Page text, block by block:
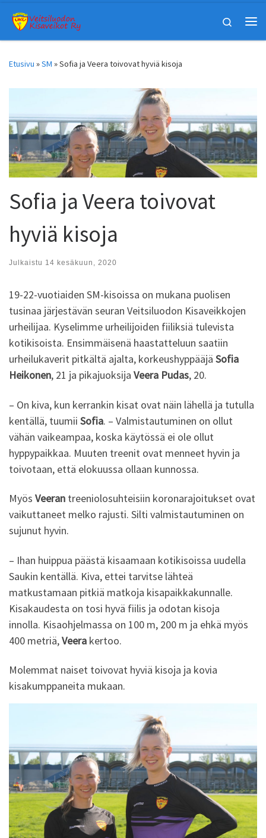
Skip to content
Search
Etusivu »SM »Sofia ja Veera toivovat hyviä kisoja
Sofia ja Veera toivovat
hyviä kisoja
Julkaistu 14 kesäkuun, 2020
19-22-vuotiaiden SM-kisoissa on mukana puolisen
tusinaa järjestävän seuran Veitsiluodon Kisaveikkojen
urheilijaa. Kyselimme urheilijoiden fiiliksiä tulevista
kotikisoista. Ensimmäisenä haastatteluun saatiin
urheilukaverit pitkältä ajalta, korkeushyppääjä Sofia
Heikonen, 21 ja pikajuoksija Veera Pudas, 20.
– On kiva, kun kerrankin kisat ovat näin lähellä ja tutulla
kentällä, tuumii Sofia. – Valmistautuminen on ollut
vähän vaikeampaa, koska käytössä ei ole ollut
hyppypaikkaa. Muuten treenit ovat menneet hyvin ja
toivotaan, että elokuussa ollaan kunnossa.
Myös Veeran treeniolosuhteisiin koronarajoitukset ovat
vaikuttaneet melko rajusti. Silti valmistautuminen on
sujunut hyvin.
– Ihan huippua päästä kisaamaan kotikisoissa uudella
Saukin kentällä. Kiva, ettei tarvitse lähteä
matkustamaan pitkiä matkoja kisapaikkakunnalle.
Kisakaudesta on tosi hyvä fiilis ja odotan kisoja
innolla. Kisaohjelmassa on 100 m, 200 m ja ehkä myös
400 metriä,Veera kertoo.
Molemmat naiset toivovat hyviä kisoja ja kovia
kisakumppaneita mukaan.